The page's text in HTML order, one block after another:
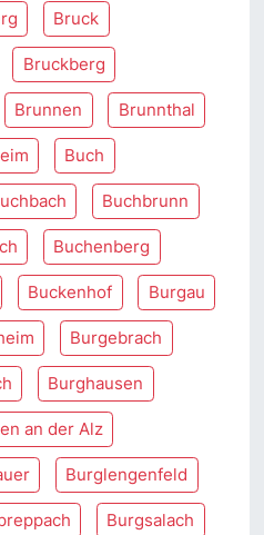
Bruck
Bruckberg
Brunnen Brunnthal
Buch
Buchbrunn
Buchenberg
Buckenhof Burgau
Burgebrach
Burghausen
an der Alz
Burglengenfeld
Burgsalach